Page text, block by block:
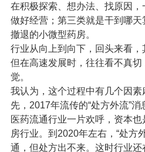
在积极探索、想办法、找原因，
做好经营；第三类就是干到哪
撤退的小微型药房。
行业从向上到向下，回头来看，
但在高速发展时，往往看不真
觉。
我认为，这个过程中有几个因
先，2017年流传的“处方外流”
医药流通行业一片欢呼，资本
房行业。到2020年左右，“处方
通，但处方出不来。这时行业